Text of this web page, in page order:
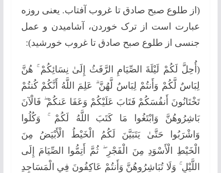
(از طلوع صبح صادق تا غروب آفتاب. یعنی روزه
عبارت است از ترک خوردن، آشامیدن و عمل
جنسی از طلوع صبح صادق تا غروب خورشید):
(أُحِلَّ لَكُمْ لَيْلَةَ الصِّيَامِ الرَّفَثُ إِلَىٰ نِسَائِكُمْ ۚ هُنَّ
لِبَاسٌ لَّكُمْ وَأَنتُمْ لِبَاسٌ لَّهُنَّ ۗ عَلِمَ اللَّهُ أَنَّكُمْ كُنتُمْ
تَخْتَانُونَ أَنفُسَكُمْ فَتَابَ عَلَيْكُمْ وَعَفَا عَنكُمْ ۖ فَالْآنَ
بَاشِرُوهُنَّ وَابْتَغُوا مَا كَتَبَ اللَّهُ لَكُمْ ۚ وَكُلُوا
وَاشْرَبُوا حَتَّىٰ يَتَبَيَّنَ لَكُمُ الْخَيْطُ الْأَبْيَضُ مِنَ
الْخَيْطِ الْأَسْوَدِ مِنَ الْفَجْرِ ۖ ثُمَّ أَتِمُّوا الصِّيَامَ إِلَى
اللَّيْلِ ۚ وَلَا تُبَاشِرُوهُنَّ وَأَنتُمْ عَاكِفُونَ فِي الْمَسَاجِدِ